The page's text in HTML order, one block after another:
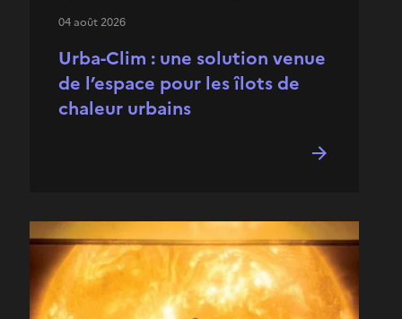
Urba-Clim : une solution venue
de l’espace pour les îlots de
chaleur urbains
04 août 2026